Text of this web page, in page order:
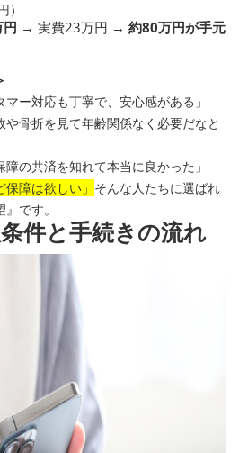
）
→ 実費23万円 →約80万円が手元
マー対応も丁寧で、安心感がある」
や骨折を見て年齢関係なく必要だなと
障の共済を知れて本当に良かった」
保障は欲しい」 そんな人たちに選ばれ
です。
件と手続きの流れ